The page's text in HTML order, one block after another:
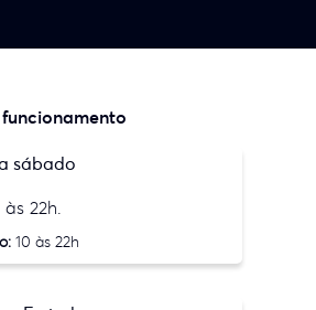
sábado
às 22h.
10 às 22h